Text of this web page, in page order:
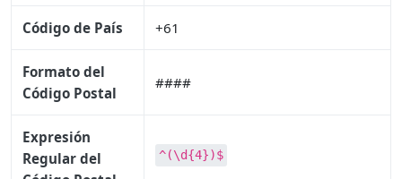
Código de País +61
Formato del
Código Postal
####
Expresión
Regular del
^(\d{4})$